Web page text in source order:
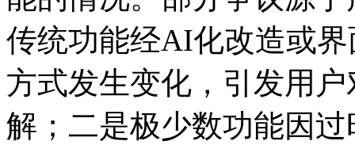
传统功能经AI化改造或
方式发生变化，引发用
解；二是极少数功能因